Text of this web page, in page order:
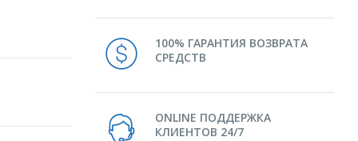
100% ГАРАНТИЯ ВОЗВРАТА
СРЕДСТВ
ONLINE ПОДДЕРЖКА
КЛИЕНТОВ 24/7